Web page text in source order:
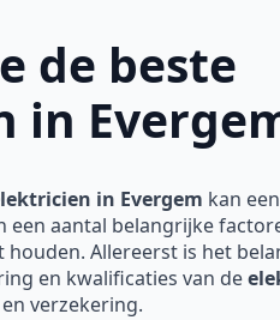
de beste
in
in Evergem kan een
een aantal belangrijke
Allereerst is het
en kwalificaties van de
verzekering.